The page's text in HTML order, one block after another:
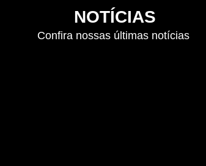
NOTÍCIAS
Confira nossas últimas notícias